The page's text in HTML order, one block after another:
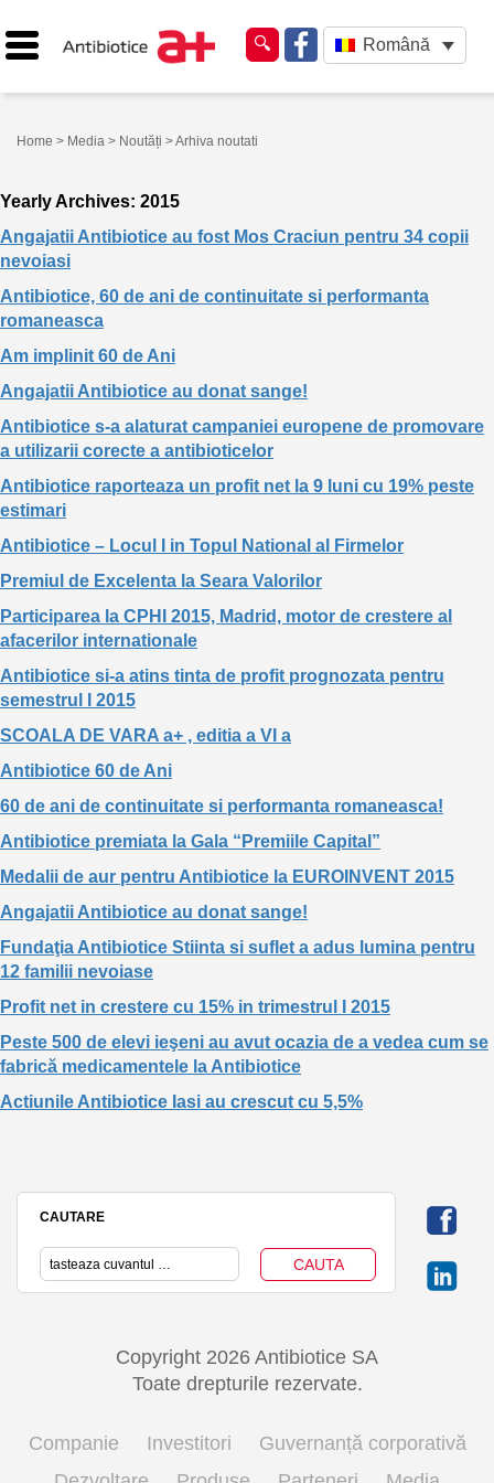
Română
Home > Media > Noutăți > Arhiva noutati
Yearly Archives: 2015
Angajatii Antibiotice au fost Mos Craciun pentru 34 copii
nevoiasi
Antibiotice, 60 de ani de continuitate si performanta
romaneasca
Am implinit 60 de Ani
Angajatii Antibiotice au donat sange!
Antibiotice s-a alaturat campaniei europene de promovare
a utilizarii corecte a antibioticelor
Antibiotice raporteaza un profit net la 9 luni cu 19% peste
estimari
Antibiotice – Locul I in Topul National al Firmelor
Premiul de Excelenta la Seara Valorilor
Participarea la CPHI 2015, Madrid, motor de crestere al
afacerilor internationale
Antibiotice si-a atins tinta de profit prognozata pentru
semestrul I 2015
SCOALA DE VARA a+ , editia a VI a
Antibiotice 60 de Ani
60 de ani de continuitate si performanta romaneasca!
Antibiotice premiata la Gala “Premiile Capital”
Medalii de aur pentru Antibiotice la EUROINVENT 2015
Angajatii Antibiotice au donat sange!
Fundaţia Antibiotice Stiinta si suflet a adus lumina pentru
12 familii nevoiase
Profit net in crestere cu 15% in trimestrul I 2015
Peste 500 de elevi ieşeni au avut ocazia de a vedea cum se
fabrică medicamentele la Antibiotice
Actiunile Antibiotice Iasi au crescut cu 5,5%
CAUTARE
Copyright 2026 Antibiotice SA
Toate drepturile rezervate.
Companie Investitori
Guvernanță corporativă